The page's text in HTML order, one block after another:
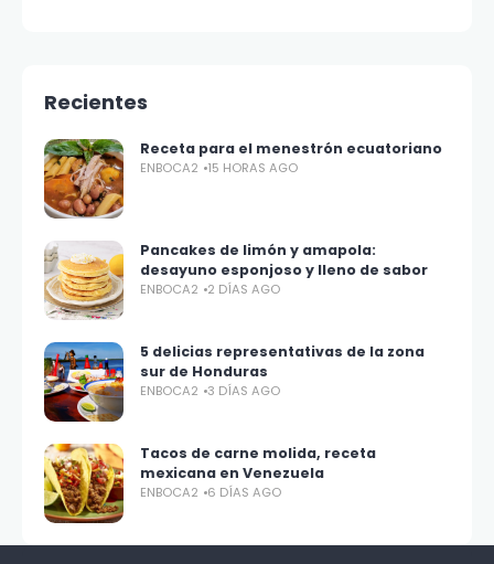
Recientes
Receta para el menestrón ecuatoriano
ENBOCA2 15 HORAS AGO
Pancakes de limón y amapola:
desayuno esponjoso y lleno de sabor
ENBOCA2 2 DÍAS AGO
5 delicias representativas de la zona
sur de Honduras
ENBOCA2 3 DÍAS AGO
Tacos de carne molida, receta
mexicana en Venezuela
ENBOCA2 6 DÍAS AGO